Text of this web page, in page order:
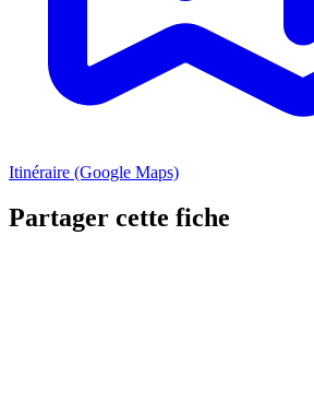
Itinéraire (Google Maps)
Partager cette fiche